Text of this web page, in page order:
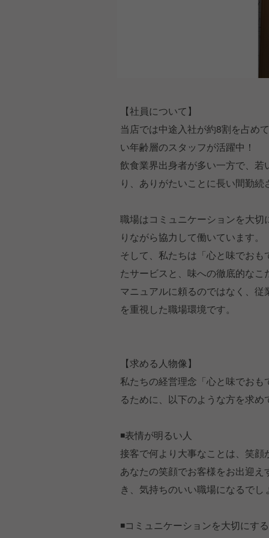
【社員について】
当店では中途入社が約8割を占め
い年齢層のスタッフが活躍中！
飲食業界出身者が多い一方で、
り、ありがたいことに長い間勤
職場はコミュニケーションを大
りながら協力して働いています。
そして、私たちは「心と味でお
たサービスと、味への徹底的な
マニュアルに頼るのではなく、
を重視した職場環境です。
【求める人物像】
私たちの経営理念「心と味でお
るために、以下のような方を求め
◾️表情が明るい人
接客で何より大事なことは、笑顔
あなたの笑顔でお客様をお出迎
き、気持ちのいい職場になるでし
◾️コミュニケーションを大切にす